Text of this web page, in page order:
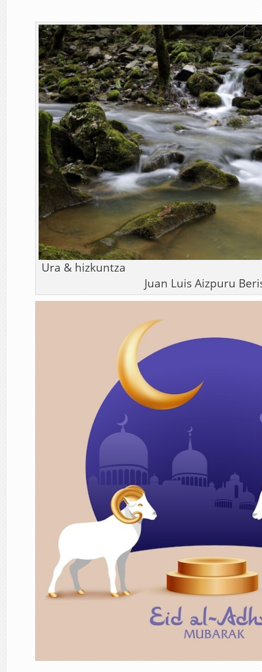
Ura & hizkuntza
Juan Luis Aizpuru